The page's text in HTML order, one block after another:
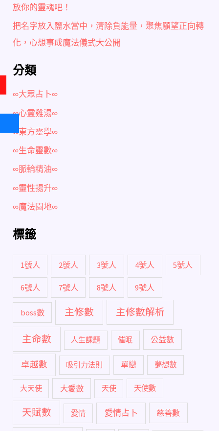
放你的靈魂吧！
把名字放入鹽水當中，清除負能量，聚焦願望正向轉
化，心想事成魔法儀式大公開
分類
∞大眾占卜∞
∞心靈雞湯∞
∞東方靈學∞
∞生命靈數∞
∞脈輪精油∞
∞靈性揚升∞
∞魔法園地∞
標籤
1號人 2號人 3號人 4號人 5號人
6號人 7號人 8號人 9號人
boss數 主修數 主修數解析
主命數 人生課題 催眠 公益數
卓越數 吸引力法則 單戀 夢想數
大天使 大愛數 天使 天使數
天賦數 愛情 愛情占卜 慈善數